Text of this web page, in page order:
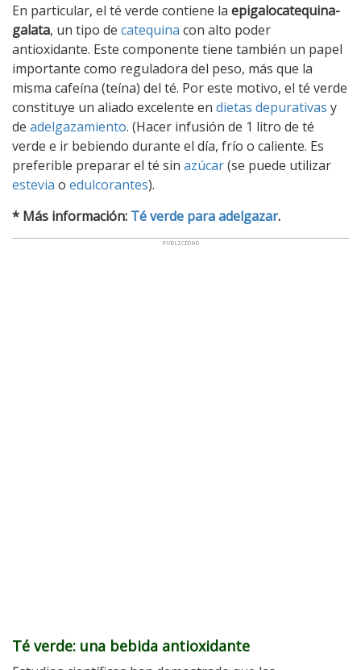
En particular, el té verde contiene la epigalocatequina-
galata, un tipo de catequina con alto poder
antioxidante. Este componente tiene también un papel
importante como reguladora del peso, más que la
misma cafeína (teína) del té. Por este motivo, el té verde
constituye un aliado excelente en dietas depurativas y
de adelgazamiento. (Hacer infusión de 1 litro de té
verde e ir bebiendo durante el día, frío o caliente. Es
preferible preparar el té sin azúcar(se puede utilizar
estevia o edulcorantes).
* Más información: Té verde para adelgazar.
Té verde: una bebida antioxidante